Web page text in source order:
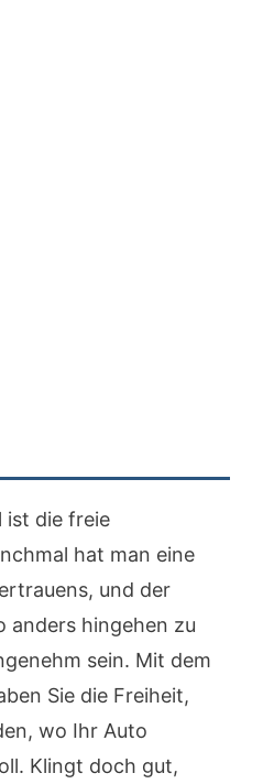
ist die freie
hat man eine
und der
anders hingehen zu
sein. Mit dem
Sie die Freiheit,
wo Ihr Auto
Klingt doch gut,